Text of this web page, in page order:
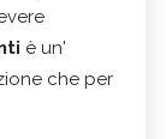
è un'
che per